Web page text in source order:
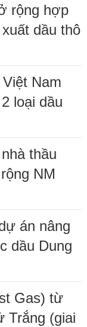
rộng hợp
dầu thô
Nam
loại dầu
thầu
NM
án nâng
dầu Dung
Gas) từ
Trắng (giai